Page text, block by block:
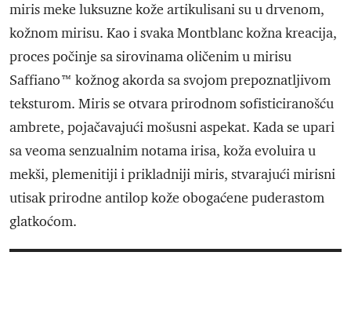
miris meke luksuzne kože artikulisani su u drvenom,
kožnom mirisu. Kao i svaka Montblanc kožna kreacija,
proces počinje sa sirovinama oličenim u mirisu
Saffiano™ kožnog akorda sa svojom prepoznatljivom
teksturom. Miris se otvara prirodnom sofisticiranošću
ambrete, pojačavajući mošusni aspekat. Kada se upari
sa veoma senzualnim notama irisa, koža evoluira u
mekši, plemenitiji i prikladniji miris, stvarajući mirisni
utisak prirodne antilop kože obogaćene puderastom
glatkoćom.